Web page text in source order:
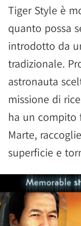
Tiger Style è
quanto possa
introdotto da
tradizionale.
astronauta
missione di
ha un compito
Marte,
superficie e